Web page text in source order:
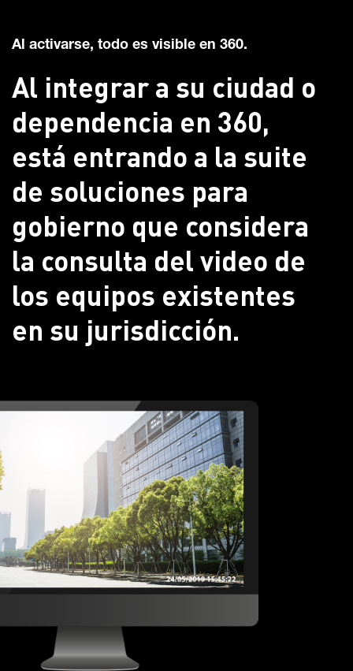
Al activarse, todo es visible en 360.
Al integrar a su ciudad o
dependencia en 360,
está entrando a la suite
de soluciones para
gobierno que considera
la consulta del video de
los equipos existentes
en su jurisdicción.